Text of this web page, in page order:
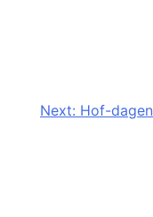
Next: Hof-dagen